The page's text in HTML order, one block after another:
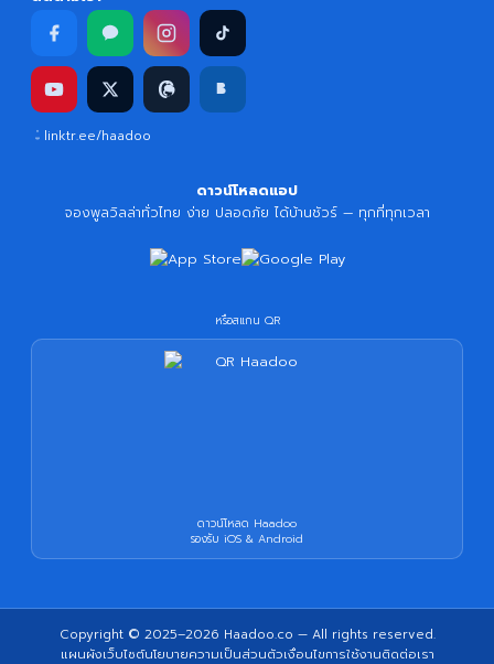
linktr.ee/haadoo
ดาวน์โหลดแอป
จองพูลวิลล่าทั่วไทย ง่าย ปลอดภัย ได้บ้านชัวร์ — ทุกที่ทุกเวลา
หรือสแกน QR
ดาวน์โหลด Haadoo
รองรับ iOS & Android
Copyright © 2025–2026 Haadoo.co — All rights reserved.
แผนผังเว็บไซต์นโยบายความเป็นส่วนตัวเงื่อนไขการใช้งานติดต่อเรา